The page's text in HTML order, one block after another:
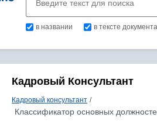
в названии в тексте документа
Кадровый Консультант
Кадровый консультант /
Классификатор основных